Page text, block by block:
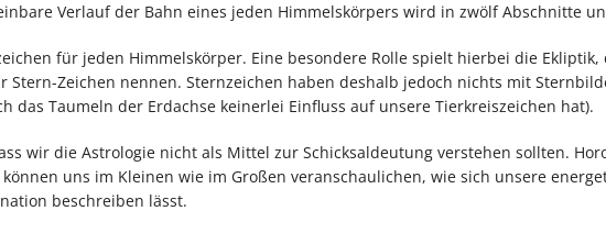
Verlauf der Bahn eines jeden Himmelskörpers wird in zwölf Abschnitte
für jeden Himmelskörper. Eine besondere Rolle spielt hierbei die Ekliptik,
Stern-Zeichen nennen. Sternzeichen haben deshalb jedoch nichts mit
das Taumeln der Erdachse keinerlei Einfluss auf unsere Tierkreiszeichen hat).
wir die Astrologie nicht als Mittel zur Schicksaldeutung verstehen sollten.
uns im Kleinen wie im Großen veranschaulichen, wie sich unsere
beschreiben lässt.